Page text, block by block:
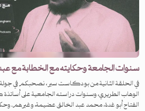
سنوات الجامعة وحكايته مع الخطابة مع
في الحلقة الثانية من بودكاست سير، نصحبكم في
الوهاب الطريري، وسنوات دراسته الجامعية على
الفتاح أبو غدة، محمد عبد الخالق عضيمة، وغيرهم.